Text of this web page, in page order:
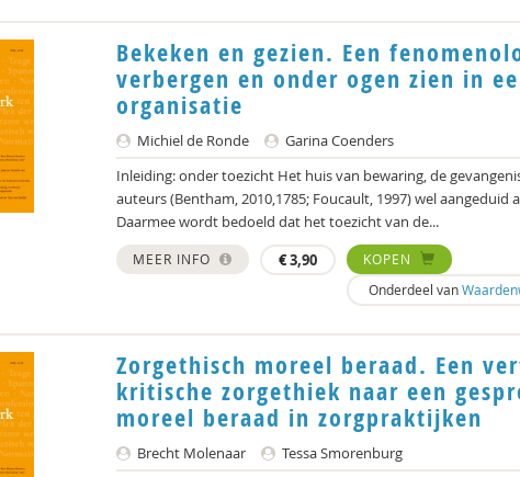
Bekeken en gezien. Een
verbergen en onder ogen zien in
organisatie
Michiel de Ronde
Garina Coenders
Inleiding: onder toezicht Het huis van bewaring, de
auteurs (Bentham, 2010,1785; Foucault, 1997) wel aangeduid
Daarmee wordt bedoeld dat het toezicht van de...
MEER INFO €3,90
KOPEN
Onderdeel van
Zorgethisch moreel beraad. Een
kritische zorgethiek naar een
moreel beraad in zorgpraktijken
Brecht Molenaar
Tessa Smorenburg